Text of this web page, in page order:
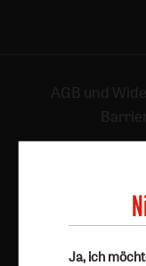
AGB und
Ja, ich